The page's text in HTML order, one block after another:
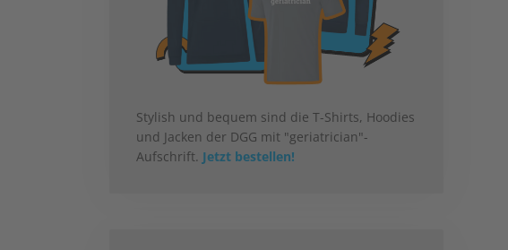
Stylish und bequem sind die T-Shirts, Hoodies
und Jacken der DGG mit "geriatrician"-
Aufschrift. Jetzt bestellen!